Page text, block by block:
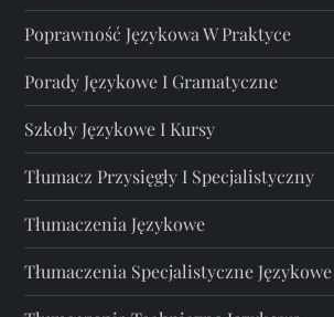
Poprawność Językowa W Praktyce
Porady Językowe I Gramatyczne
Szkoły Językowe I Kursy
Tłumacz Przysięgły I Specjalistyczny
Tłumaczenia Językowe
Tłumaczenia Specjalistyczne Językowe